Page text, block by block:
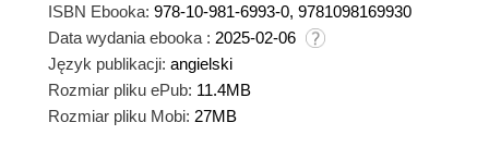
ISBN Ebooka: 978-10-981-6993-0, 9781098169930
Data wydania ebooka : 2025-02-06
Język publikacji: angielski
Rozmiar pliku ePub: 11.4MB
Rozmiar pliku Mobi: 27MB